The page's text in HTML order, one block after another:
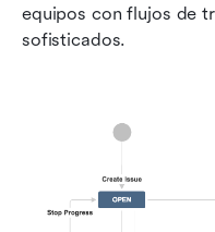
equipos con flujos de
sofisticados.